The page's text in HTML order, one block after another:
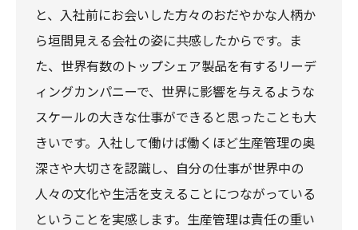
と、入社前にお会いした方々のおだやかな人柄か
ら垣間見える会社の姿に共感したからです。ま
た、世界有数のトップシェア製品を有するリーデ
ィングカンパニーで、世界に影響を与えるような
スケールの大きな仕事ができると思ったことも大
きいです。入社して働けば働くほど生産管理の奥
深さや大切さを認識し、自分の仕事が世界中の
人々の文化や生活を支えることにつながっている
ということを実感します。生産管理は責任の重い